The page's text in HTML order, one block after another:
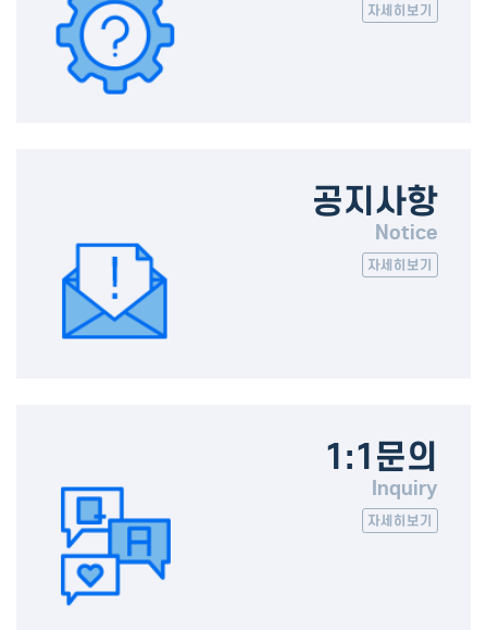
자세히보기
공지사항
Notice
자세히보기
1:1문의
Inquiry
자세히보기